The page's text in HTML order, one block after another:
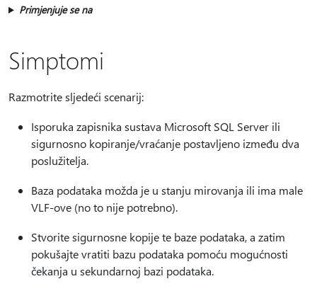
Primjenjuje se na
Simptomi
Razmotrite sljedeći scenarij:
Isporuka zapisnika sustava Microsoft SQL Server ili
sigurnosno kopiranje/vraćanje postavljeno između dva
poslužitelja.
Baza podataka možda je u stanju mirovanja ili ima male
VLF-ove (no to nije potrebno).
Stvorite sigurnosne kopije te baze podataka, a zatim
pokušajte vratiti bazu podataka pomoću mogućnosti
čekanja u sekundarnoj bazi podataka.